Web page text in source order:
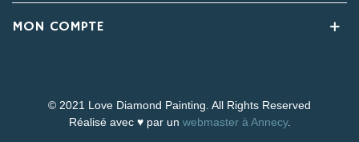
MON COMPTE
© 2021 Love Diamond Painting. All Rights Reserved
Réalisé avec ♥ par un webmaster à Annecy.